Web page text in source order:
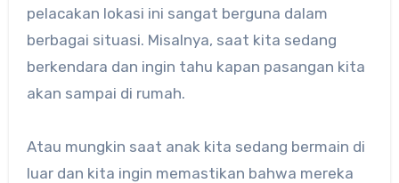
pelacakan lokasi ini sangat berguna dalam
berbagai situasi. Misalnya, saat kita sedang
berkendara dan ingin tahu kapan pasangan kita
akan sampai di rumah.
Atau mungkin saat anak kita sedang bermain di
luar dan kita ingin memastikan bahwa mereka